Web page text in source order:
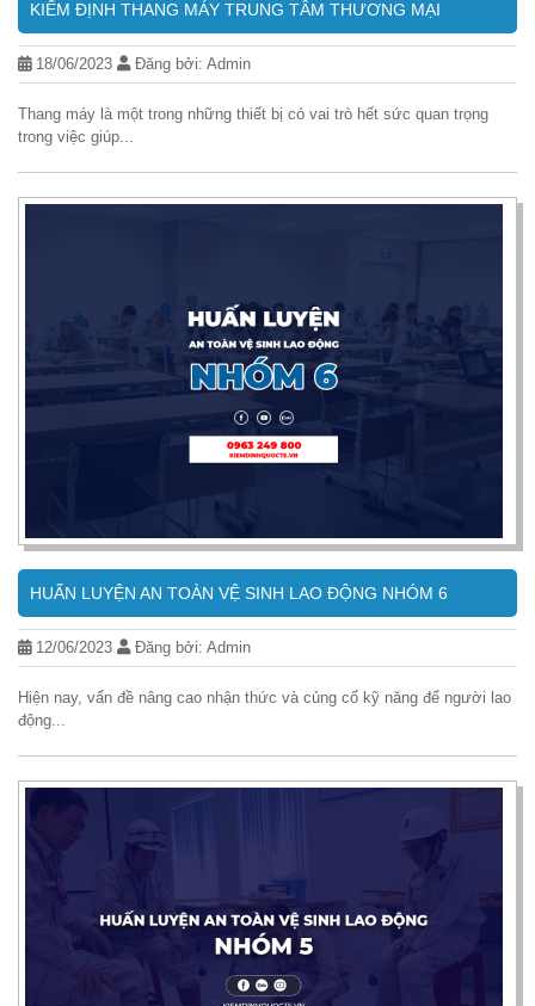
KIỂM ĐỊNH THANG MÁY TRUNG TÂM THƯƠNG MẠI
18/06/2023 Đăng bởi: Admin
Thang máy là một trong những thiết bị có vai trò hết sức quan trọng
trong việc giúp...
HUẤN LUYỆN AN TOÀN VỆ SINH LAO ĐỘNG NHÓM 6
12/06/2023 Đăng bởi: Admin
Hiện nay, vấn đề nâng cao nhận thức và củng cố kỹ năng để người lao
động...